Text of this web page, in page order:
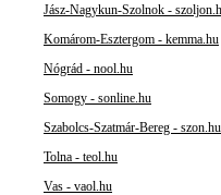
Jász-Nagykun-Szolnok -
Komárom-Esztergom - kemma.hu
Nógrád - nool.hu
Somogy - sonline.hu
Szabolcs-Szatmár-Bereg - szon.hu
Tolna - teol.hu
Vas - vaol.hu